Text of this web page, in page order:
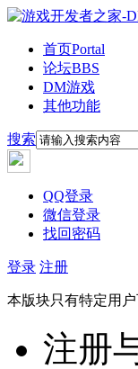
首页Portal
论坛BBS
DM游戏
其他功能
搜索
QQ登录
微信登录
找回密码
登录 注册
本版块只有特定用
注册